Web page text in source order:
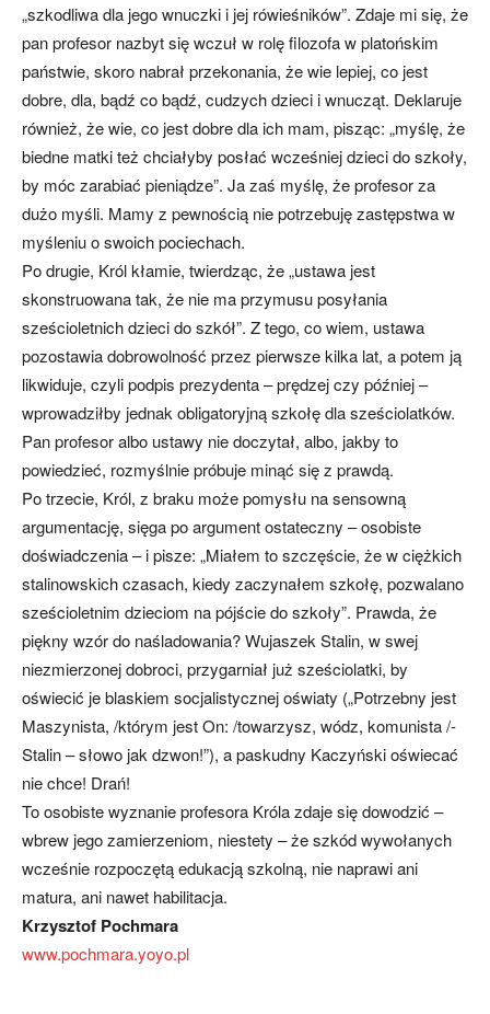
„szkodliwa dla jego wnuczki i jej rówieśników”. Zdaje mi się, że
pan profesor nazbyt się wczuł w rolę filozofa w platońskim
państwie, skoro nabrał przekonania, że wie lepiej, co jest
dobre, dla, bądź co bądź, cudzych dzieci i wnucząt. Deklaruje
również, że wie, co jest dobre dla ich mam, pisząc: „myślę, że
biedne matki też chciałyby posłać wcześniej dzieci do szkoły,
by móc zarabiać pieniądze”. Ja zaś myślę, że profesor za
dużo myśli. Mamy z pewnością nie potrzebuję zastępstwa w
myśleniu o swoich pociechach.
Po drugie, Król kłamie, twierdząc, że „ustawa jest
skonstruowana tak, że nie ma przymusu posyłania
sześcioletnich dzieci do szkół”. Z tego, co wiem, ustawa
pozostawia dobrowolność przez pierwsze kilka lat, a potem ją
likwiduje, czyli podpis prezydenta – prędzej czy później –
wprowadziłby jednak obligatoryjną szkołę dla sześciolatków.
Pan profesor albo ustawy nie doczytał, albo, jakby to
powiedzieć, rozmyślnie próbuje minąć się z prawdą.
Po trzecie, Król, z braku może pomysłu na sensowną
argumentację, sięga po argument ostateczny – osobiste
doświadczenia – i pisze: „Miałem to szczęście, że w ciężkich
stalinowskich czasach, kiedy zaczynałem szkołę, pozwalano
sześcioletnim dzieciom na pójście do szkoły”. Prawda, że
piękny wzór do naśladowania? Wujaszek Stalin, w swej
niezmierzonej dobroci, przygarniał już sześciolatki, by
oświecić je blaskiem socjalistycznej oświaty („Potrzebny jest
Maszynista, /którym jest On: /towarzysz, wódz, komunista /-
Stalin – słowo jak dzwon!”), a paskudny Kaczyński oświecać
nie chce! Drań!
To osobiste wyznanie profesora Króla zdaje się dowodzić –
wbrew jego zamierzeniom, niestety – że szkód wywołanych
wcześnie rozpoczętą edukacją szkolną, nie naprawi ani
matura, ani nawet habilitacja.
Krzysztof Pochmara
www.pochmara.yoyo.pl